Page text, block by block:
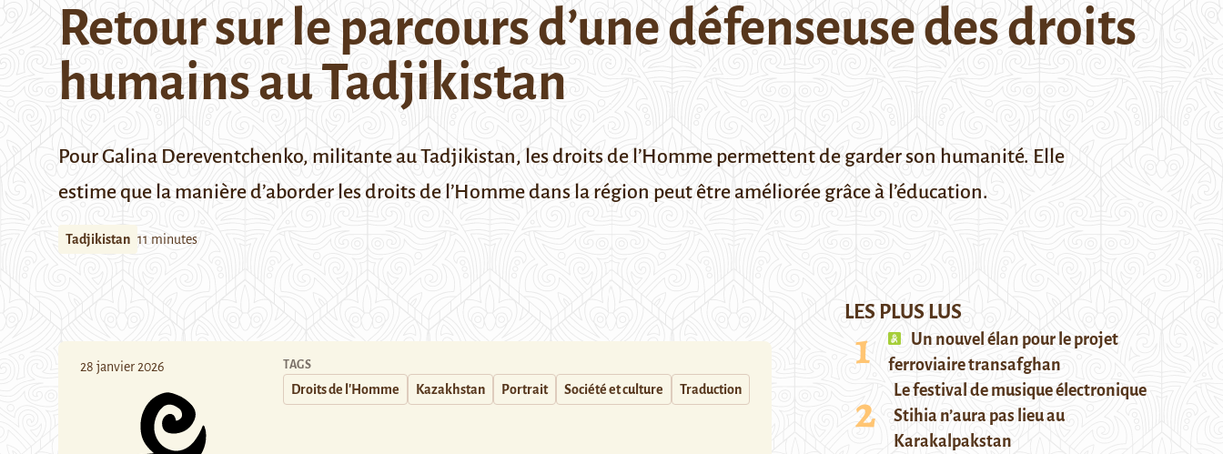
Retour sur le parcours d’une défenseuse des droits
humains au Tadjikistan
Pour Galina Dereventchenko, militante au Tadjikistan, les droits de l’Homme permettent de garder son humanité. Elle
estime que la manière d’aborder les droits de l’Homme dans la région peut être améliorée grâce à l’éducation.
Tadjikistan 11 minutes
28 janvier 2026 TAGS
Droits de l'Homme Kazakhstan Portrait Société et culture Traduction
LES PLUS LUS
Un nouvel élan pour le projet
ferroviaire transafghan
Le festival de musique électronique
Stihia n’aura pas lieu au
Karakalpakstan